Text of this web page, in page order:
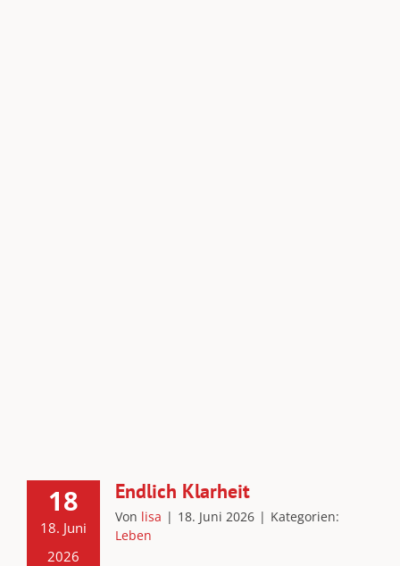
18
18. Juni
2026
Endlich Klarheit
Von lisa | 18. Juni 2026 | Kategorien:
Leben